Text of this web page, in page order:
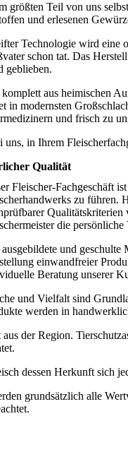
größten Teil von uns
und erlesenen
Technologie wird eine
schon tat. Das
geblieben.
aus heimischen
in modernsten
und frisch zu
uns, in Ihrem
Qualität
Fleischer-Fachgeschäft
zu führen.
die
und
einwandfreier
Beratung unserer
und Vielfalt sind
werden in
der Region.
dessen Herkunft sich
grundsätzlich alle